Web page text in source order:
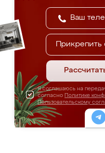
Прикрепить
Я соглашаюсь на
согласно Политике
Пользовательскому